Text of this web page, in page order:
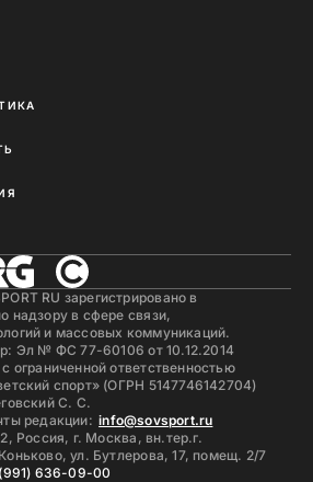
RU зарегистрировано в
надзору в сфере связи,
и массовых коммуникаций.
Эл № ФС 77-60106 от 10.12.2014
ограниченной ответственностью
спорт» (ОГРН 5147746142704)
С. С.
редакции: info@sovsport.ru
Россия, г. Москва, вн.тер.г.
ул. Бутлерова, 17, помещ. 2/7
636-09-00